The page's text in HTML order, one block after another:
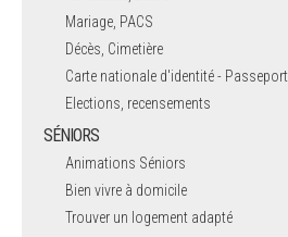
Mariage, PACS
Décès, Cimetière
Carte nationale d'identité - Passeport
Elections, recensements
SÉNIORS
Animations Séniors
Bien vivre à domicile
Trouver un logement adapté